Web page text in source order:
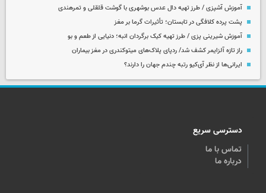
آموزش آشپزی / طرز تهیه دال عدس بوشهری با گوشت قلقلی و تمرهندی
پشت پرده کلافگی در تابستان؛ تأثیرات گرما بر مغز
آموزش شیرینی پزی / طرز تهیه کیک برگردان انبه؛ دنیایی از طعم و بو
راز تازه آلزایمر کشف شد/ ردپای پلاک‌های میتوکندری در مغز بیماران
ایرانی‌ها از نظر آی‌کیو رتبه چندم جهان را دارند؟
دسترسی سریع
تماس با ما
درباره ما